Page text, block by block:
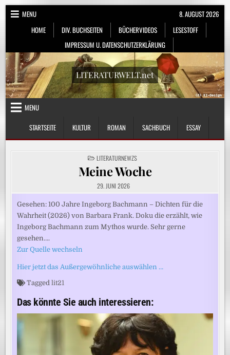
Skip
MENU
HOME
DIV. BUCHSEITEN BÜCHERVIDEOS
LESESTOFF
IMPRESSUM U. DATENSCHUTZERKLÄRUNG
8. AUGUST 2026
LITERATURWELT.net
MENU
STARTSEITE
KULTUR ROMAN SACHBUCH ESSAY
POSTED
IN
LITERATURNEWZS
Meine Woche
29. JUNI 2026
Gesehen: 100 Jahre Ingeborg Bachmann – Dichten für die
Wahrheit (2026) von Barbara Frank. Doku die erzählt, wie
Ingeborg Bachmann zum Mythos wurde. Sehr gerne
gesehen….
Zur Quelle wechseln
Hier jetzt das Außergewöhnliche auswählen …
Taggedlit21
Das könnte Sie auch interessieren: